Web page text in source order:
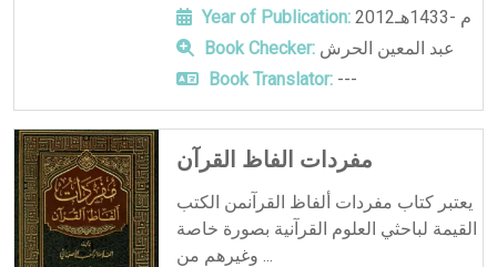
Year of Publication:
2012م -1433هـ
Book Checker: عبد المعين الحرش
Book Translator:---
مفردات الفاظ القرآن
يعتبر كتاب مفردات ألفاظ القرآنمن الكتب
القيمة لباحثي العلوم القرآنية بصورة خاصة
وغيرهم من ...